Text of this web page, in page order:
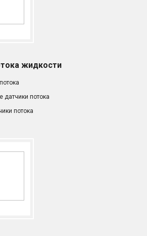
жидкости
датчики потока
потока